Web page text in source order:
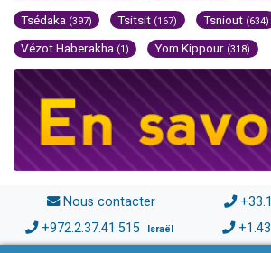
Tsédaka (397) Tsitsit (167) Tsniout (634)
Vézot Haberakha (1) Yom Kippour (318)
Nous contacter
+972.2.37.41.515 Israël